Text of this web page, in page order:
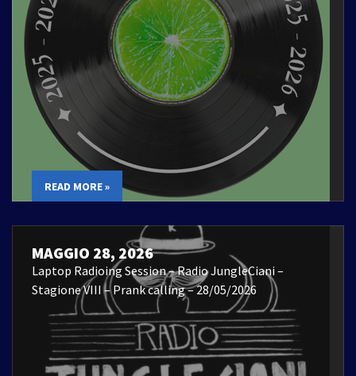
READ MORE »
MAGGIO 28, 2026
Laptop Radioing Session – Radio JungleCiani –
Stagione VIII – Prank calling – 28/05/2026